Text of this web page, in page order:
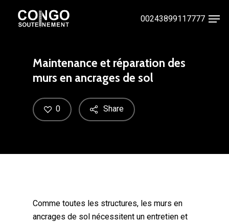
00243899117777
Maintenance et réparation des
murs en ancrages de sol
Share
0
Comme toutes les structures, les murs en
ancrages de sol nécessitent un entretien et